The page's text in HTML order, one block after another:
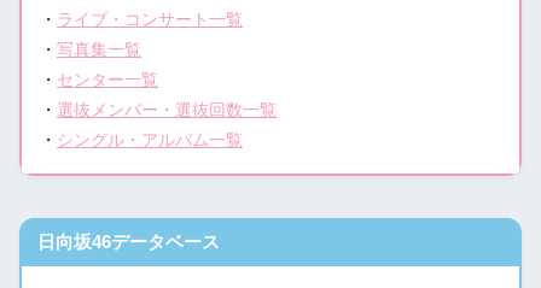
・ ライブ・コンサート一覧
・写真集一覧
・ センター一覧
・ 選抜メンバー・選抜回数一覧
・ シングル・アルバム一覧
日向坂46データベース